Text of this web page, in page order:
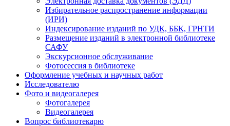
Избирательное распространение информации
(ИРИ)
Индексирование изданий по УДК, ББК, ГРНТИ
Размещение изданий в электронной библиотеке
САФУ
Экскурсионное обслуживание
Фотосессия в библиотеке
Оформление учебных и научных работ
Исследователю
Фото и видеогалерея
Фотогалерея
Видеогалерея
Вопрос библиотекарю